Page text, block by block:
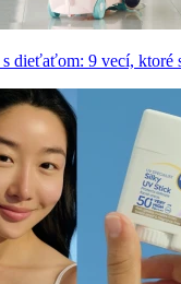
dieťaťom: 9 vecí, ktoré